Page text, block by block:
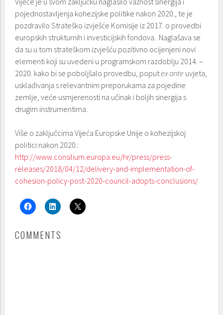
pojednostavljenja kohezijske politike nakon 2020., te je
pozdravilo Strateško izvješće Komisije iz 2017. o provedbi
europskih strukturnih i investicijskih fondova. Naglašava se
da su u tom strateškom izvješću pozitivno ocijenjeni novi
elementi koji su uvedeni u programskom razdoblju 2014. –
2020. kako bi se poboljšalo provedbu, poputex ante uvjeta,
usklađivanja s relevantnim preporukama za pojedine
zemlje, veće usmjerenosti na učinak i boljih sinergija s
drugim instrumentima.
Više o zaključcima Vijeća Europske Unije o kohezijskoj
politici nakon 2020.:
http://www.consilium.europa.eu/hr/press/press-
releases/2018/04/12/delivery-and-implementation-of-
cohesion-policy-post-2020-council-adopts-conclusions/
COMMENTS